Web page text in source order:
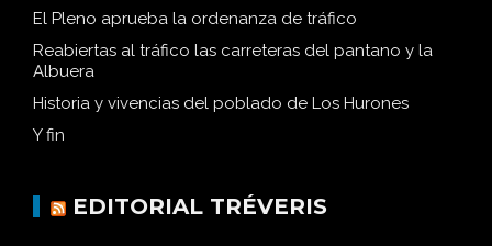
El Pleno aprueba la ordenanza de tráfico
Reabiertas al tráfico las carreteras del pantano y la
Albuera
Historia y vivencias del poblado de Los Hurones
Y fin
EDITORIAL TRÉVERIS